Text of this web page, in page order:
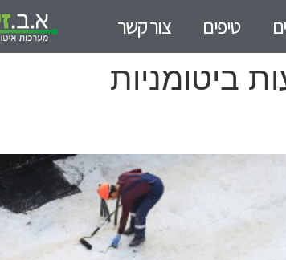
טיפים צור קשר
ביטומניות